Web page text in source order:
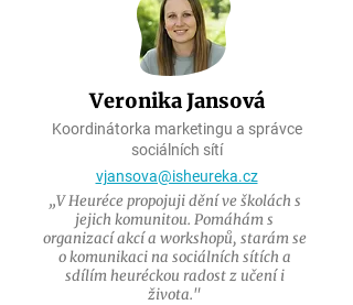
Veronika Jansová
Koordinátorka marketingu a správce
sociálních sítí
vjansova@isheureka.cz
„V Heuréce propojuji dění ve školách s
jejich komunitou. Pomáhám s
organizací akcí a workshopů, starám se
o komunikaci na sociálních sítích a
sdílím heuréckou radost z učení i
života."